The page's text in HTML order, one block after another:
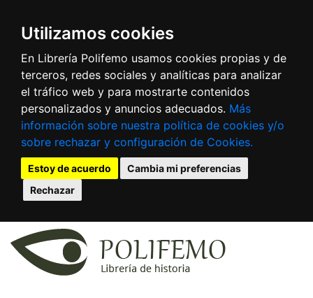
Utilizamos cookies
En Librería Polifemo usamos cookies propias y de
terceros, redes sociales y analíticas para analizar
el tráfico web y para mostrarte contenidos
personalizados y anuncios adecuados. Más
información sobre nuestra política de cookies y/o
sobre rechazar y configuración de Cookies.
Estoy de acuerdo
Cambia mi preferencias
Rechazar